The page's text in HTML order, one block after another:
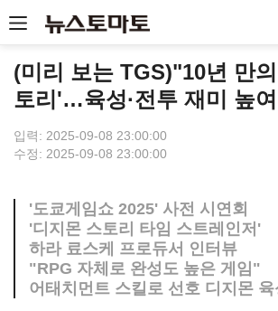
(미리 보는 TGS)"10년 만
토리'…육성·전투 재미 높
입력: 2025-09-08 23:00:00
수정: 2025-09-08 23:00:00
'도쿄게임쇼 2025' 사전 시연회
'디지몬 스토리 타임 스트레인저'
하라 료스케 프로듀서 인터뷰
"RPG 자체로 완성도 높은 게임"
어태치먼트 스킬로 선호 디지몬 육